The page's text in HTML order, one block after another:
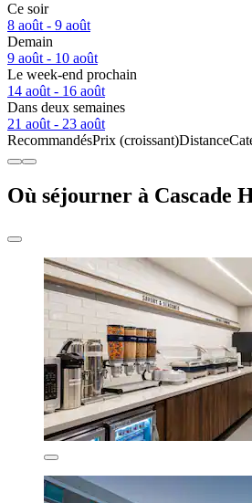
Ce soir
8 août - 9 août
Demain
9 août - 10 août
Le week-end prochain
14 août - 16 août
Dans deux semaines
21 août - 23 août
RecommandésPrix (croissant)Distance
Où séjourner à Cascade